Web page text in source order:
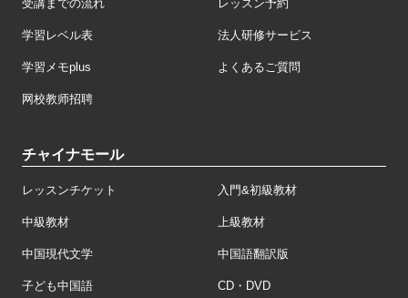
受講までの流れ レッスン予約
学習レベル表 法人研修サービス
学習メモplus よくあるご質問
网校教师招聘
チャイナモール
レッスンチケット 入門&初級教材
中級教材 上級教材
中国現代文学 中国語翻訳版
子ども中国語 CD・DVD